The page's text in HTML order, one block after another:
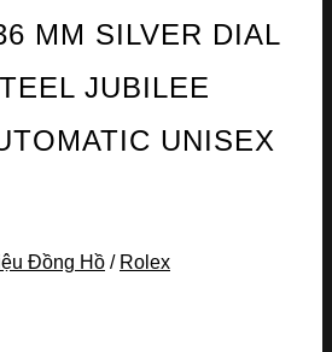
MM SILVER DIAL
JUBILEE
UNISEX
Đồng Hồ / Rolex